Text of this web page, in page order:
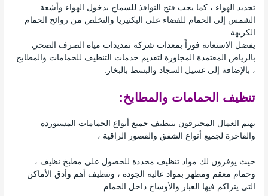
تجديد الهواء ، كما يجب فتح النوافذ للسماح بدخول الهواء وأشعة
الشمس إلى الحمام للقضاء على البكتيريا والتخلص من روائح الحمام
الكريهة.
يفضل الاستعانة فوراً بمعدات شركة تمديدات مياه الصرف الصحي
بالرياض المعتمدة المجاورة لتقديم خدمات التنظيف للحمامات والمطابخ
، بالإضافة إلى غسيل السجاد والبسط بالبخار.
تنظيف الحمامات والمطابخ:
يهتم العمال المحترفون بتنظيف جميع أنواع الحمامات المستوردة
والفاخرة لجميع أنواع الشقق والقصور الراقية ،
حيث يوفرون لك مواد تنظيف محددة للحصول على مطبخ نظيف ،
وحمام معقم ومطهر بمواد عالية الجودة ، وتنظيف أهم وأدق الأماكن
التي يتراكم فيها الغبار والأوساخ داخل الحمام.